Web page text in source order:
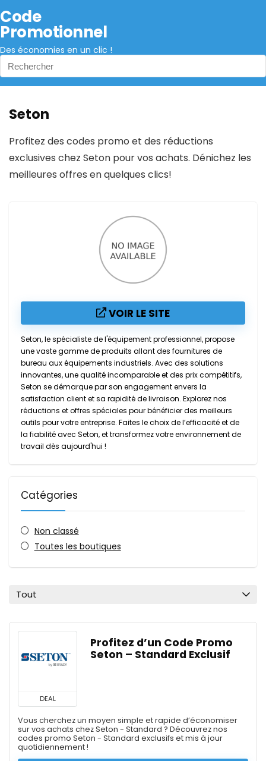
Code
Promotionnel
Des économies en un clic !
Seton
Profitez des codes promo et des réductions
exclusives chez Seton pour vos achats. Dénichez les
meilleures offres en quelques clics!
VOIR LE SITE
Seton, le spécialiste de l'équipement professionnel, propose
une vaste gamme de produits allant des fournitures de
bureau aux équipements industriels. Avec des solutions
innovantes, une qualité incomparable et des prix compétitifs,
Seton se démarque par son engagement envers la
satisfaction client et sa rapidité de livraison. Explorez nos
réductions et offres spéciales pour bénéficier des meilleurs
outils pour votre entreprise. Faites le choix de l’efficacité et de
la fiabilité avec Seton, et transformez votre environnement de
travail dès aujourd'hui !
Catégories
Non classé
Toutes les boutiques
Tout
DEAL
Profitez d’un Code Promo
Seton – Standard Exclusif
Vous cherchez un moyen simple et rapide d’économiser
sur vos achats chez Seton - Standard ? Découvrez nos
codes promo Seton - Standard exclusifs et mis à jour
quotidiennement !